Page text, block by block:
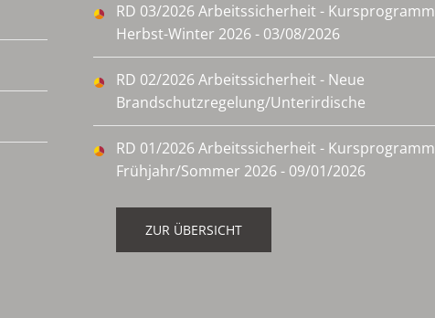
RD 03/2026 Arbeitssicherheit - Kursprogramm
Herbst-Winter 2026 - 03/08/2026
RD 02/2026 Arbeitssicherheit - Neue
Brandschutzregelung/Unterirdische
Arbeitsplätze - 03/03/2026
RD 01/2026 Arbeitssicherheit - Kursprogramm
Frühjahr/Sommer 2026 - 09/01/2026
ZUR ÜBERSICHT